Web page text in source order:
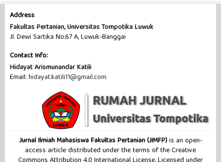
Address
Fakultas Pertanian, Universitas Tompotika Luwuk
Jl. Dewi Sartika No.67 A, Luwuk-Banggai
Contact Info:
Hidayat Arismunandar Katili
Email: hidayat.katili11@gmail.com
Jurnal Ilmiah Mahasiswa Fakultas Pertanian (JIMFP)is an open-
access article distributed under the terms of the Creative